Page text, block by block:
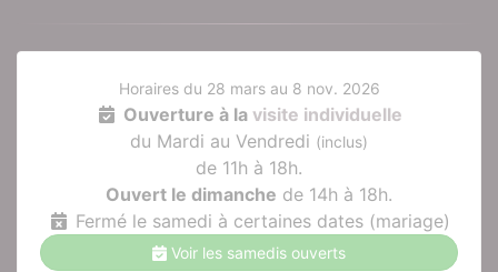
Horaires du 28 mars au 8 nov. 2026
Ouverture à la visite individuelle
du Mardi au Vendredi (inclus)
de 11h à 18h.
Ouvert le dimanche de 14h à 18h.
Fermé le samedi à certaines dates (mariage)
Voir les samedis ouverts